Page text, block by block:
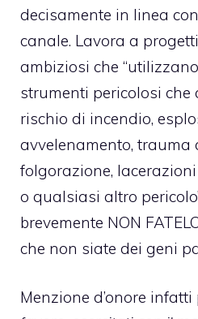
decisamente in linea
canale. Lavora a
ambiziosi che
strumenti pericolosi che
rischio di incendio,
avvelenamento, trauma
folgorazione,
o qualsiasi altro
brevemente NON
che non siate dei geni
Menzione d’onore infatti